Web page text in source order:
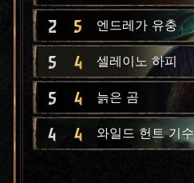
2 5 엔드레가 유충
5 4 셀레이노 하피
5 4 늙은 곰
4 4 와일드 헌트 기수